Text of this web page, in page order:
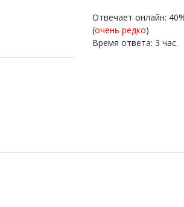
Отвечает онлайн:
(очень редко)
Время ответа: 3 час.